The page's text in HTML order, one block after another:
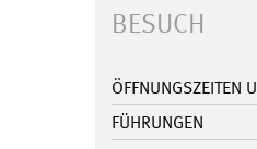
BESUCH
ÖFFNUNGSZEITEN
FÜHRUNGEN